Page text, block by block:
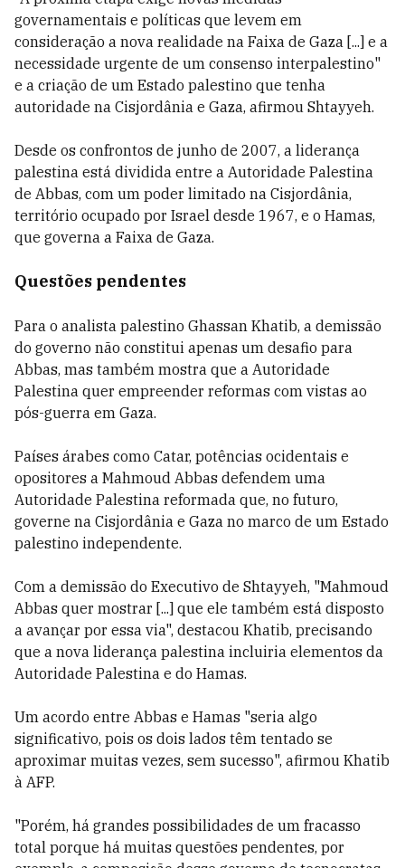
governamentais e políticas que levem em
consideração a nova realidade na Faixa de Gaza [...] e a
necessidade urgente de um consenso interpalestino"
e a criação de um Estado palestino que tenha
autoridade na Cisjordânia e Gaza, afirmou Shtayyeh.
Desde os confrontos de junho de 2007, a liderança
palestina está dividida entre a Autoridade Palestina
de Abbas, com um poder limitado na Cisjordânia,
território ocupado por Israel desde 1967, e o Hamas,
que governa a Faixa de Gaza.
Questões pendentes
Para o analista palestino Ghassan Khatib, a demissão
do governo não constitui apenas um desafio para
Abbas, mas também mostra que a Autoridade
Palestina quer empreender reformas com vistas ao
pós-guerra em Gaza.
Países árabes como Catar, potências ocidentais e
opositores a Mahmoud Abbas defendem uma
Autoridade Palestina reformada que, no futuro,
governe na Cisjordânia e Gaza no marco de um Estado
palestino independente.
Com a demissão do Executivo de Shtayyeh, "Mahmoud
Abbas quer mostrar [...] que ele também está disposto
a avançar por essa via", destacou Khatib, precisando
que a nova liderança palestina incluiria elementos da
Autoridade Palestina e do Hamas.
Um acordo entre Abbas e Hamas "seria algo
significativo, pois os dois lados têm tentado se
aproximar muitas vezes, sem sucesso", afirmou Khatib
à AFP.
"Porém, há grandes possibilidades de um fracasso
total porque há muitas questões pendentes, por